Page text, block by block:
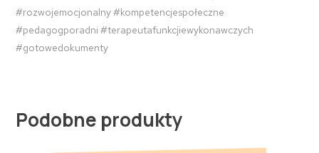
#rozwojemocjonalny #kompetencjespołeczne
#pedagogporadni #terapeutafunkcjiewykonawczych
#gotowedokumenty
Podobne produkty